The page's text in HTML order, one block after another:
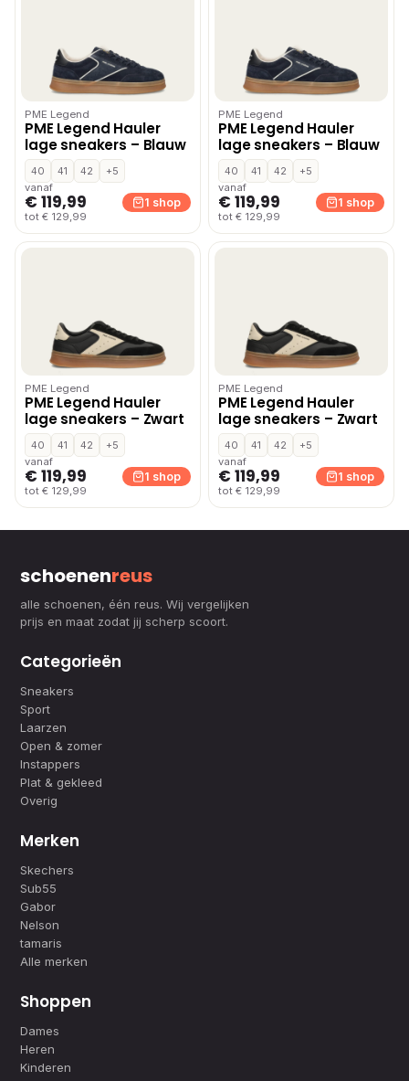
PME Legend
PME Legend Hauler
lage sneakers – Blauw
40 41 42
+5
vanaf
€ 119,99
tot € 129,99
1 shop
PME Legend
PME Legend Hauler
lage sneakers – Blauw
40 41 42
+5
vanaf
€ 119,99
tot € 129,99
1 shop
PME Legend
PME Legend Hauler
lage sneakers – Zwart
40 41 42
+5
vanaf
€ 119,99
tot € 129,99
1 shop
PME Legend
PME Legend Hauler
lage sneakers – Zwart
40 41 42
+5
vanaf
€ 119,99
tot € 129,99
1 shop
schoenenreus
alle schoenen, één reus. Wij vergelijken
prijs en maat zodat jij scherp scoort.
Categorieën
Sneakers
Sport
Laarzen
Open & zomer
Instappers
Plat & gekleed
Overig
Merken
Skechers
Sub55
Gabor
Nelson
tamaris
Alle merken
Shoppen
Dames
Heren
Kinderen